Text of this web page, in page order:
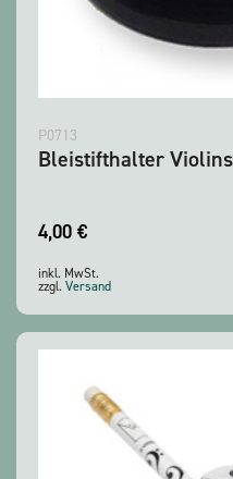
P0713
Bleistifthalter
4,00 €
inkl. MwSt.
zzgl. Versand